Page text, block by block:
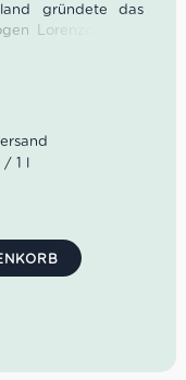
gründete das
Lorenzo Landi,
Walter Ghezzi
Laura das
von Camigliano
Für den
Anschließend reift
auf der Flasche.
anmutig ins
Tabak und
/ 1 l